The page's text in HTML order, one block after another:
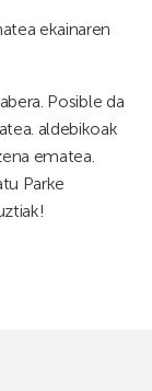
ekainaren
Posible da
aldebikoak
ematea.
Parke